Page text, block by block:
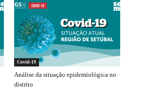
Covid-19
Análise da situação epidemiológica no
distrito